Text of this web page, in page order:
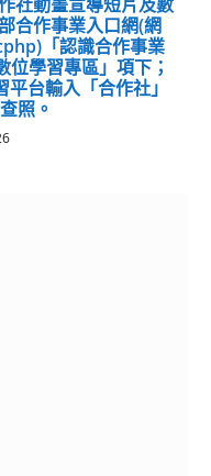
合作事業入口網(網
「認識合作事業
學習專區」項下；
台輸入「合作社」
照。